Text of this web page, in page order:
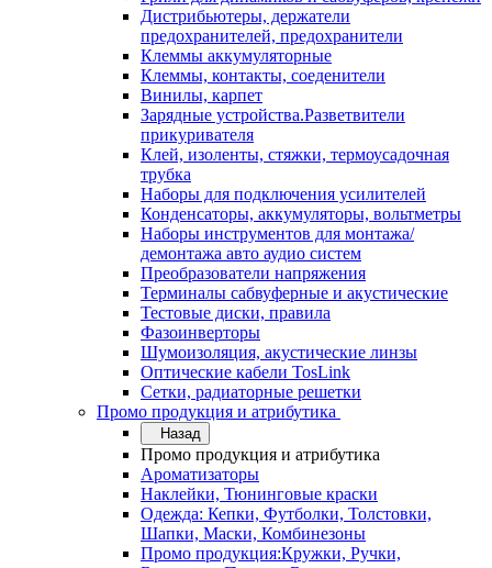
Дистрибьютеры, держатели
предохранителей, предохранители
Клеммы аккумуляторные
Клеммы, контакты, соеденители
Винилы, карпет
Зарядные устройства.Разветвители
прикуривателя
Клей, изоленты, стяжки, термоусадочная
трубка
Наборы для подключения усилителей
Конденсаторы, аккумуляторы, вольтметры
Наборы инструментов для монтажа/
демонтажа авто аудио систем
Преобразователи напряжения
Терминалы сабвуферные и акустические
Тестовые диски, правила
Фазоинверторы
Шумоизоляция, акустические линзы
Оптические кабели TosLink
Сетки, радиаторные решетки
Промо продукция и атрибутика
Назад
Промо продукция и атрибутика
Ароматизаторы
Наклейки, Тюнинговые краски
Одежда: Кепки, Футболки, Толстовки,
Шапки, Маски, Комбинезоны
Промо продукция:Кружки, Ручки,